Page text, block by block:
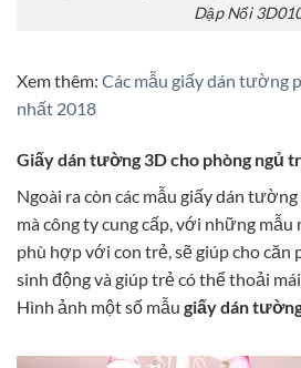
Dập Nổi
Xem thêm: Các mẫu giấy dán tường
nhất 2018
Giấy dán tường 3D cho phòng ngủ
Ngoài ra còn các mẫu giấy dán
mà công ty cung cấp, với những mẫu
phù hợp với con trẻ, sẽ giúp cho căn
sinh động và giúp trẻ có thể thoải
Hình ảnh một số mẫu giấy dán